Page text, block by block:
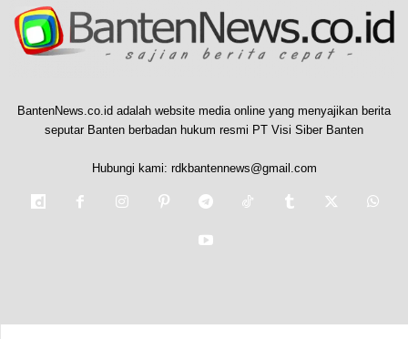
BantenNews.co.id adalah website media online yang menyajikan berita
seputar Banten berbadan hukum resmi PT Visi Siber Banten
Hubungi kami: rdkbantennews@gmail.com